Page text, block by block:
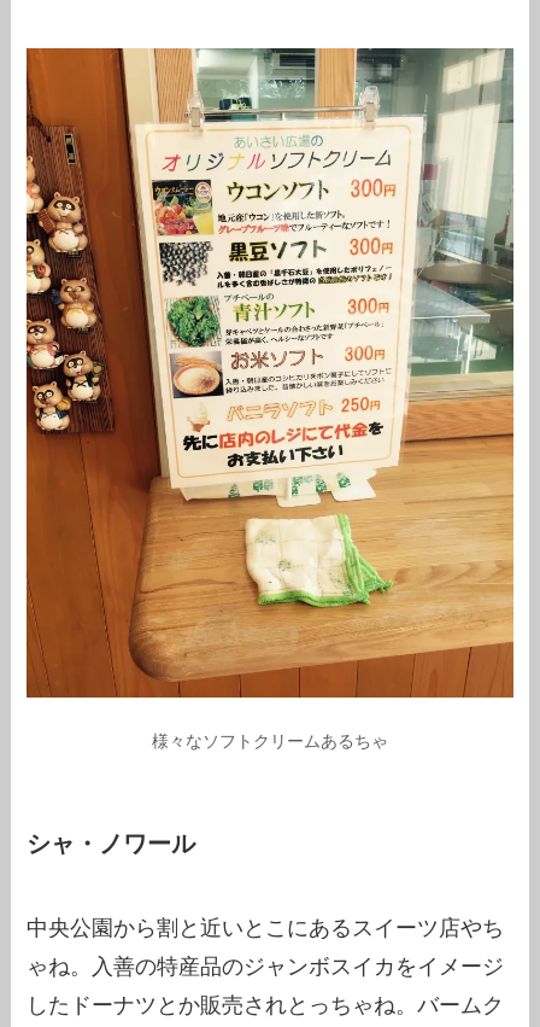
様々なソフトクリームあるちゃ
シャ・ノワール
中央公園から割と近いとこにあるスイーツ店やち
ゃね。入善の特産品のジャンボスイカをイメージ
したドーナツとか販売されとっちゃね。バームク